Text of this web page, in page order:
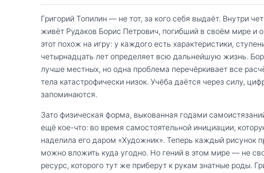
Григорий Топилин — не тот, за кого себя выдаёт. Внутри
живёт Рудаков Борис Петрович, погибший в своём мире
этот похож на игру: у каждого есть характеристики,
четырнадцать лет определяет всю дальнейшую жизнь.
лучше местных, но одна проблема перечёркивает все
тела катастрофически низок. Учёба даётся через силу,
запоминаются.
Зато физическая форма, выкованная годами
ещё кое-что: во время самостоятельной инициации,
наделила его даром «Художник». Теперь каждый рисунок
можно вложить куда угодно. Но гений в этом мире — не
ресурс, которого тут же приберут к рукам знатные роды.